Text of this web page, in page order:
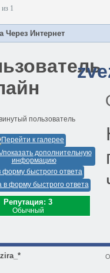
1
Через Интернет
пользователь
Репутация: 3
Обычный